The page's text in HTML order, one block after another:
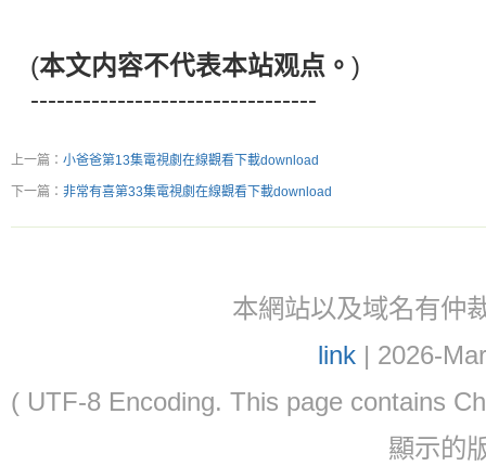
(本文内容不代表本站观点。 )
---------------------------------
上一篇： 小爸爸第13集電視劇在線觀看下載download
下一篇： 非常有喜第33集電視劇在線觀看下載download
本網站以及域名有仲
link| 2026-
( UTF-8 Encoding. This page contains
顯示的